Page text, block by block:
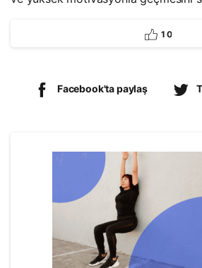
1 0
Facebook'ta paylaş